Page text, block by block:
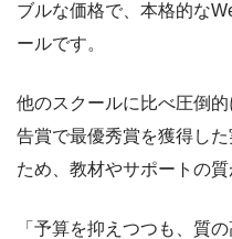
ブルな価格で、本格的な
ールです。
他のスクールに比べ圧倒
告賞で最優秀賞を獲得し
ため、教材やサポートの質
「予算を抑えつつも、質